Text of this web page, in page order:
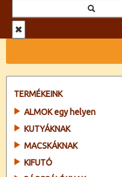
TERMÉKEINK
ALMOK egy helyen
KUTYÁKNAK
MACSKÁKNAK
KIFUTÓ